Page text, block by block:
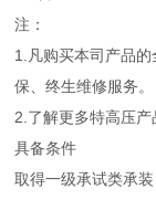
注：
1.凡购买本司产品
保、终生维修服务。
2.了解更多特高压产
具备条件
取得一级承试类承